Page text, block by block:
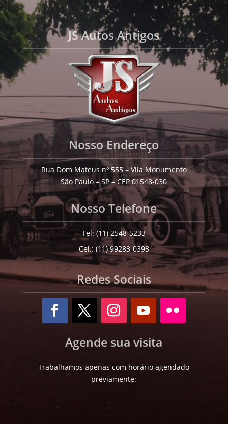
JS Autos Antigos
Nosso Endereço
Rua Dom Mateus nº 555 – Vila Monumento
São Paulo – SP – CEP 01548-030
Nosso Telefone
Tel: (11) 2548-5233
Cel.: (11) 99283-0393
Redes Sociais
Agende sua visita
Trabalhamos apenas com horário agendado
previamente: